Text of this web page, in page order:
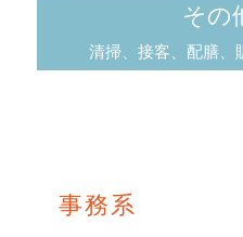
その
清掃、接客、配膳、
事務系